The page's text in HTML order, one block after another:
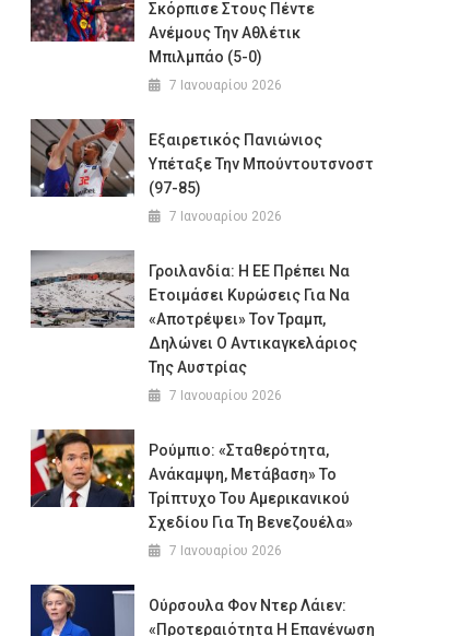
Σκόρπισε Στους Πέντε
Ανέμους Την Αθλέτικ
Μπιλμπάο (5-0)
7 Ιανουαρίου 2026
Εξαιρετικός Πανιώνιος
Υπέταξε Την Μπούντουτσνοστ
(97-85)
7 Ιανουαρίου 2026
Γροιλανδία: Η ΕΕ Πρέπει Να
Ετοιμάσει Κυρώσεις Για Να
«αποτρέψει» Τον Τραμπ,
Δηλώνει Ο Αντικαγκελάριος
Της Αυστρίας
7 Ιανουαρίου 2026
Ρούμπιο: «Σταθερότητα,
Ανάκαμψη, Μετάβαση» Το
Τρίπτυχο Του Αμερικανικού
Σχεδίου Για Τη Βενεζουέλα»
7 Ιανουαρίου 2026
Ούρσουλα Φον Ντερ Λάιεν:
«Προτεραιότητα Η Επανένωση